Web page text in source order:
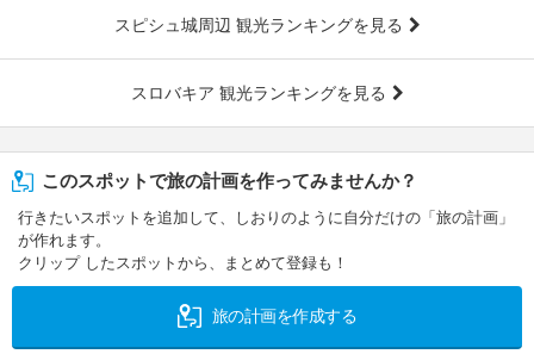
スピシュ城周辺 観光ランキングを見る
スロバキア 観光ランキングを見る
このスポットで旅の計画を作ってみませんか？
行きたいスポットを追加して、しおりのように自分だけの「旅の計画」
が作れます。
クリップ したスポットから、まとめて登録も！
旅の計画を作成する